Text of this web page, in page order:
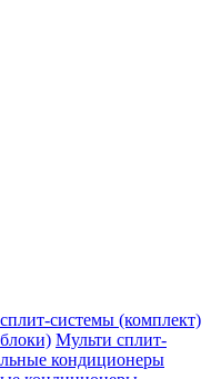
системы (комплект)
Мульти сплит-
кондиционеры